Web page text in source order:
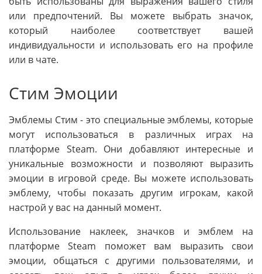
или предпочтений. Вы можете выбрать значок,
который наиболее соответствует вашей
индивидуальности и использовать его на профиле
или в чате.
Стим Эмоции
Эмблемы Стим - это специальные эмблемы, которые
могут использоваться в различных играх на
платформе Steam. Они добавляют интересные и
уникальные возможности и позволяют выразить
эмоции в игровой среде. Вы можете использовать
эмблему, чтобы показать другим игрокам, какой
настрой у вас на данный момент.
Использование наклеек, значков и эмблем на
платформе Steam поможет вам выразить свои
эмоции, общаться с другими пользователями, и